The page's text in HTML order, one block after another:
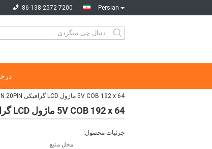
Persian
86-138-2572-7200
5V COB 192 x 64 ماژول LCD گرافیکی STN 20PIN برای ارتباطات خانگی
5V COB 192 x 64 ماژول LCD گرافیکی STN 20PIN برای ارتباطات خانگی
جزئیات محصول:
محل منبع: